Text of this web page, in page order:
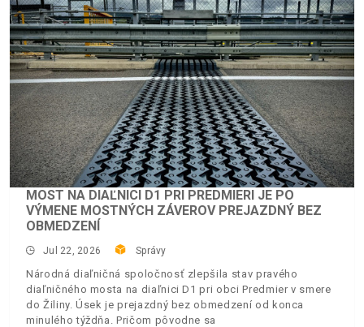
MOST NA DIAĽNICI D1 PRI PREDMIERI JE PO
VÝMENE MOSTNÝCH ZÁVEROV PREJAZDNÝ BEZ
OBMEDZENÍ
Jul 22, 2026 Správy
Národná diaľničná spoločnosť zlepšila stav pravého
diaľničného mosta na diaľnici D1 pri obci Predmier v smere
do Žiliny. Úsek je prejazdný bez obmedzení od konca
minulého týždňa. Pričom pôvodne sa